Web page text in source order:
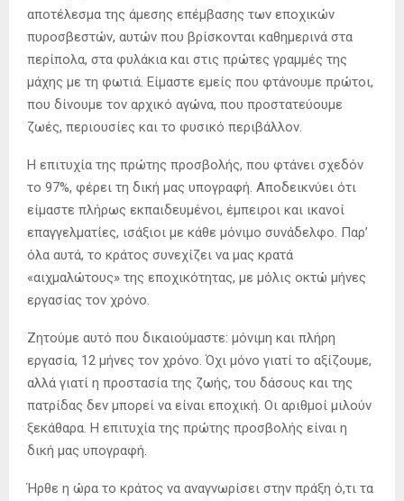
αποτέλεσμα της άμεσης επέμβασης των εποχικών
πυροσβεστών, αυτών που βρίσκονται καθημερινά στα
περίπολα, στα φυλάκια και στις πρώτες γραμμές της
μάχης με τη φωτιά. Είμαστε εμείς που φτάνουμε πρώτοι,
που δίνουμε τον αρχικό αγώνα, που προστατεύουμε
ζωές, περιουσίες και το φυσικό περιβάλλον.
Η επιτυχία της πρώτης προσβολής, που φτάνει σχεδόν
το 97%, φέρει τη δική μας υπογραφή. Αποδεικνύει ότι
είμαστε πλήρως εκπαιδευμένοι, έμπειροι και ικανοί
επαγγελματίες, ισάξιοι με κάθε μόνιμο συνάδελφο. Παρ’
όλα αυτά, το κράτος συνεχίζει να μας κρατά
«αιχμαλώτους» της εποχικότητας, με μόλις οκτώ μήνες
εργασίας τον χρόνο.
Ζητούμε αυτό που δικαιούμαστε: μόνιμη και πλήρη
εργασία, 12 μήνες τον χρόνο. Όχι μόνο γιατί το αξίζουμε,
αλλά γιατί η προστασία της ζωής, του δάσους και της
πατρίδας δεν μπορεί να είναι εποχική. Οι αριθμοί μιλούν
ξεκάθαρα. Η επιτυχία της πρώτης προσβολής είναι η
δική μας υπογραφή.
Ήρθε η ώρα το κράτος να αναγνωρίσει στην πράξη ό,τι τα